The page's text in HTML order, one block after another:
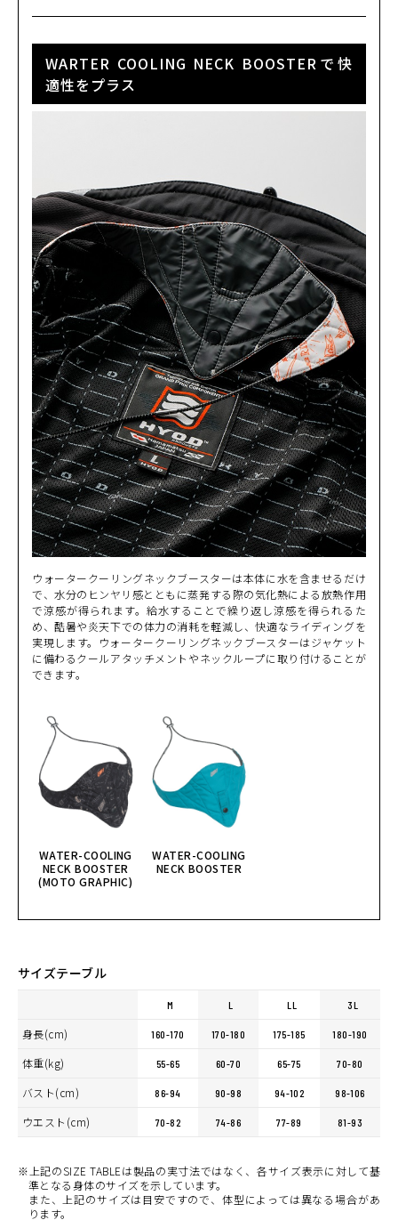
WARTER COOLING NECK BOOSTERで快
適性をプラス
ウォータークーリングネックブースターは本体に水を含ませるだけ
で、水分のヒンヤリ感とともに蒸発する際の気化熱による放熱作用
で涼感が得られます。給水することで繰り返し涼感を得られるた
め、酷暑や炎天下での体力の消耗を軽減し、快適なライディングを
実現します。ウォータークーリングネックブースターはジャケット
に備わるクールアタッチメントやネックループに取り付けることが
できます。
WATER-COOLING
NECK BOOSTER
(MOTO GRAPHIC)
WATER-COOLING
NECK BOOSTER
サイズテーブル
M L LL 3L
身長(cm) 160-170 170-180 175-185 180-190
体重(kg) 55-65 60-70 65-75 70-80
バスト(cm) 86-94 90-98 94-102 98-106
ウエスト(cm) 70-82 74-86 77-89 81-93
※上記のSIZE TABLEは製品の実寸法ではなく、各サイズ表示に対して基
準となる身体のサイズを示しています。
また、上記のサイズは目安ですので、体型によっては異なる場合があ
ります。